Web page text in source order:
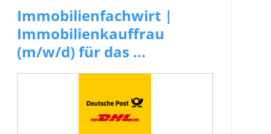
Immobilienfachwirt |
Immobilienkauffrau
(m/w/d) für das ...